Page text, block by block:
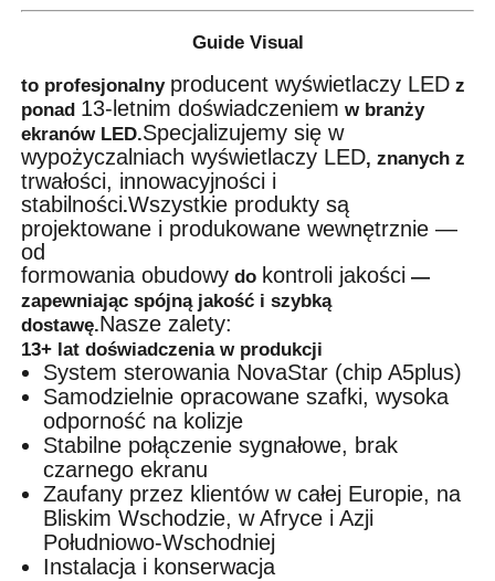
Guide Visual
to profesjonalny producent wyświetlaczy LED z
ponad 13-letnim doświadczeniem w branży
ekranów LED.Specjalizujemy się w
wypożyczalniach wyświetlaczy LED, znanych z
trwałości, innowacyjności i
stabilności.Wszystkie produkty są
projektowane i produkowane wewnętrznie —
od
formowania obudowy do kontroli jakości —
zapewniając spójną jakość i szybką
dostawę.Nasze zalety:
13+ lat doświadczenia w produkcji
System sterowania NovaStar (chip A5plus)
Samodzielnie opracowane szafki, wysoka
odporność na kolizje
Stabilne połączenie sygnałowe, brak
czarnego ekranu
Zaufany przez klientów w całej Europie, na
Bliskim Wschodzie, w Afryce i Azji
Południowo-Wschodniej
Instalacja i konserwacja